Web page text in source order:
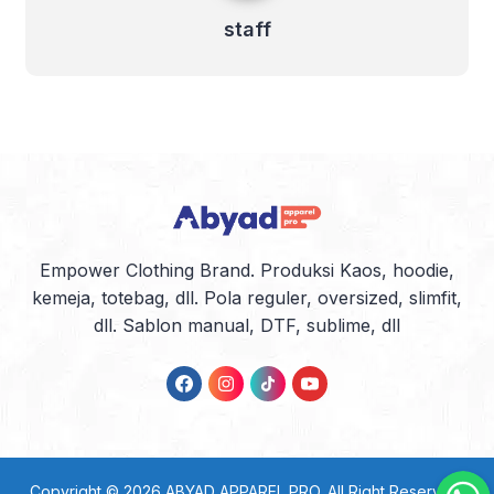
staff
Empower Clothing Brand. Produksi Kaos, hoodie,
kemeja, totebag, dll. Pola reguler, oversized, slimfit,
dll. Sablon manual, DTF, sublime, dll